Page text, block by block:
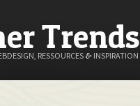
Trends
RESSOURCES & INSPIRATION